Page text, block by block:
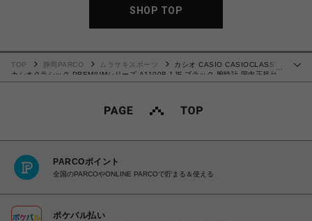
SHOP TOP
TOP 静岡PARCO ムラサキスポーツ
カシオ CASIO CASIOCLASSIC
カシオクラシック PREMIUMシリーズ A1100B-1JF ブラック 腕時計 国内正規品
4549526367205 【送料無料 北海道/沖縄/離島を除く】
PARCOポイント
全国のPARCOやONLINE PARCOで貯まる＆使える
ポケパル払い